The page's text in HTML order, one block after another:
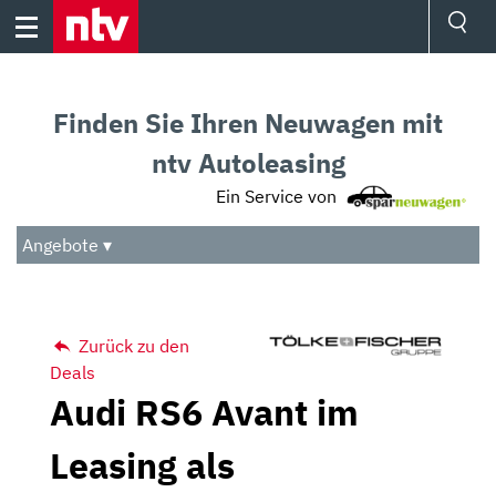
Skip
Audio
Das Beste
Finden Sie Ihren Neuwagen mit
ntv Autoleasing
Ein Service von
Angebote ▾
Zurück zu den
Deals
Audi RS6 Avant im
Leasing als